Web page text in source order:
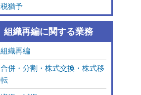
税猶予
組織再編に関する業務
組織再編
合併・分割・株式交換・株式移
転